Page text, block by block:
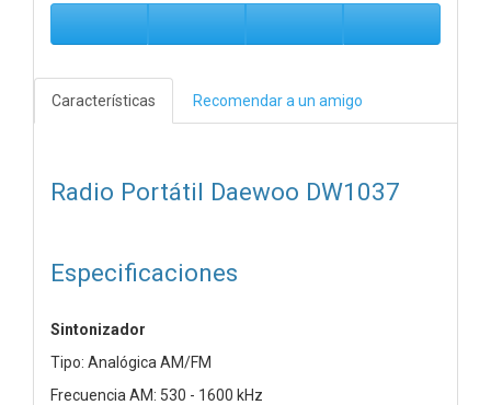
Características Recomendar a un amigo
Radio Portátil Daewoo DW1037
Especificaciones
Sintonizador
Tipo: Analógica AM/FM
Frecuencia AM: 530 - 1600 kHz